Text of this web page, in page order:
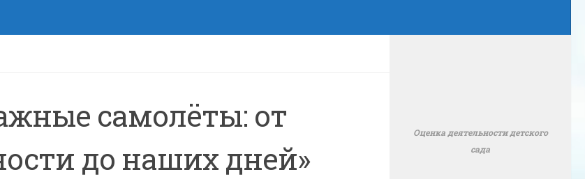
самолёты: от
до наших дней»
Оценка деятельности детского
сада